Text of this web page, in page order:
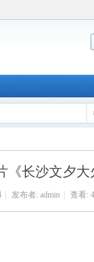
《长沙文夕
发布者: admin 查看: